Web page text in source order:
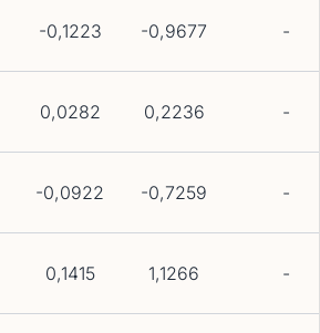
-0,1223 -0,9677 -
0,0282 0,2236 -
-0,0922 -0,7259 -
0,1415 1,1266 -